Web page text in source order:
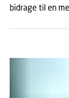
bidrage til en